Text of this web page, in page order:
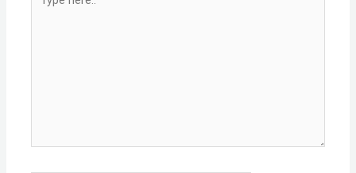
here..